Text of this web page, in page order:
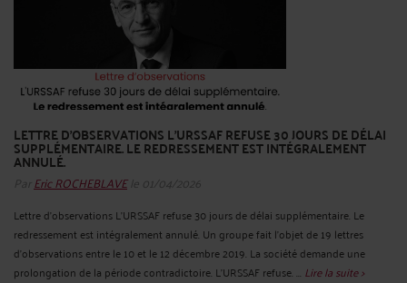
LETTRE D'OBSERVATIONS L'URSSAF REFUSE 30 JOURS DE DÉLAI
SUPPLÉMENTAIRE. LE REDRESSEMENT EST INTÉGRALEMENT
ANNULÉ.
Par Eric ROCHEBLAVEle 01/04/2026
Lettre d'observations L'URSSAF refuse 30 jours de délai supplémentaire. Le
redressement est intégralement annulé. Un groupe fait l'objet de 19 lettres
d'observations entre le 10 et le 12 décembre 2019. La société demande une
prolongation de la période contradictoire. L'URSSAF refuse. ... Lire la suite >